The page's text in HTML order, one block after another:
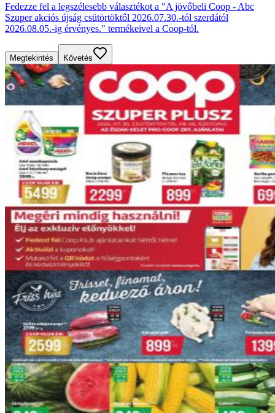
Fedezze fel a legszélesebb választékot a "A jövőbeli Coop - Abc
Szuper akciós újság csütörtöktől 2026.07.30.-tól szerdától
2026.08.05.-ig érvényes." termékeivel a Coop-tól.
Megtekintés Követés